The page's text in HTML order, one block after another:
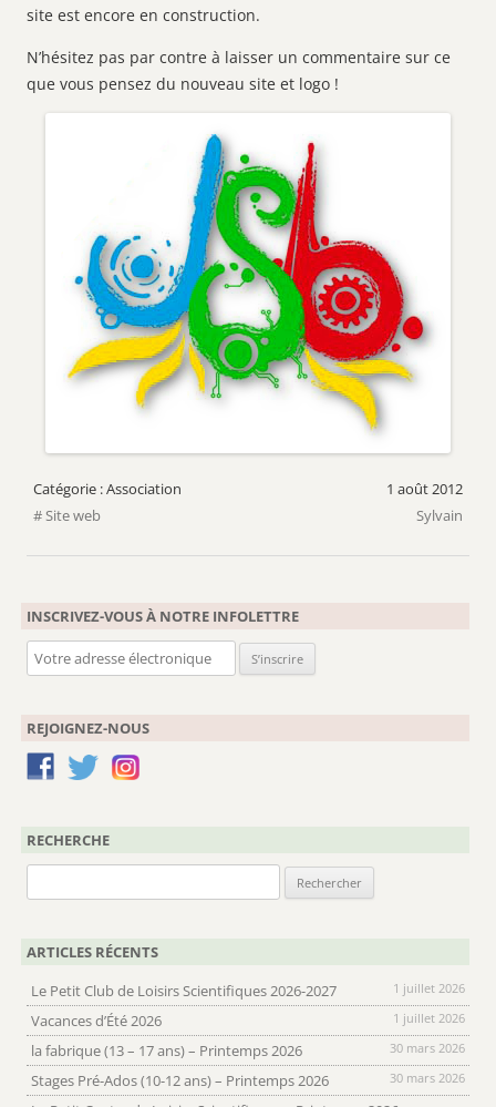
site est encore en construction.
N’hésitez pas par contre à laisser un commentaire sur ce
que vous pensez du nouveau site et logo !
Association
Site web
1 août 2012
Sylvain
INSCRIVEZ-VOUS À NOTRE INFOLETTRE
REJOIGNEZ-NOUS
RECHERCHE
ARTICLES RÉCENTS
Le Petit Club de Loisirs Scientifiques 2026-2027
1 juillet 2026
Vacances d’Été 2026 1 juillet 2026
la fabrique (13 – 17 ans) – Printemps 2026 30 mars 2026
Stages Pré-Ados (10-12 ans) – Printemps 2026 30 mars 2026